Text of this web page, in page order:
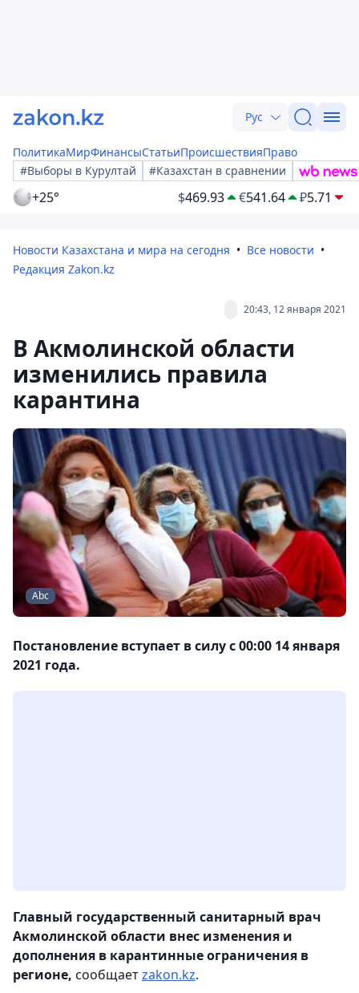
Рус
ПолитикаМирФинансыСтатьиПроисшествияПраво
#Выборы в Курултай
#Казахстан в сравнении
+25° $469.93 €541.64 ₽5.71
Новости Казахстана и мира на сегодня
Все новости
Редакция Zakon.kz
20:43, 12 января 2021
В Акмолинской области
изменились правила
карантина
Abc
Постановление вступает в силу с 00:00 14 января
2021 года.
Главный государственный санитарный врач
Акмолинской области внес изменения и
дополнения в карантинные ограничения в
регионе, сообщаетzakon.kz.